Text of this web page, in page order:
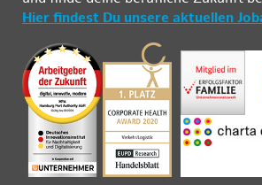
Hier findest Du unsere aktuellen